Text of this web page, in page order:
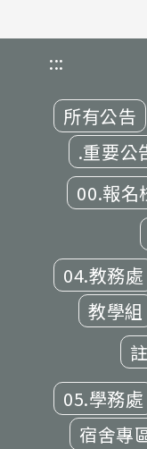
:::
所有公告
.重要公
00.報名
04.教務處
教學組
05.學務處
宿舍專